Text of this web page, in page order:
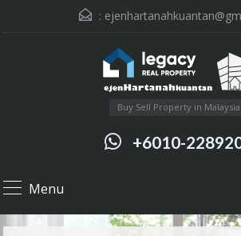
:
Buy Sell Property in Malaysia
+6010-
Menu